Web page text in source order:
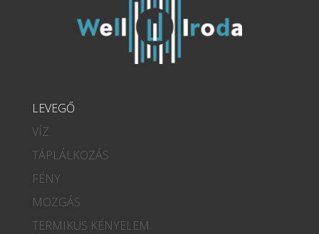
LEVEGŐ
VÍZ
TÁPLÁLKOZÁS
FÉNY
MOZGÁS
TERMIKUS KÉNYELEM